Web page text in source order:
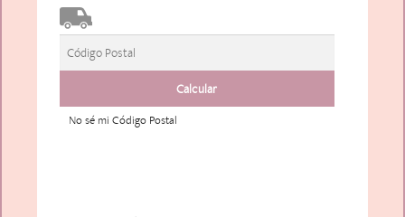
No sé mi Código Postal